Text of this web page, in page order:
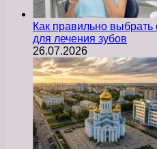
Как правильно выбрать
для лечения зубов
26.07.2026